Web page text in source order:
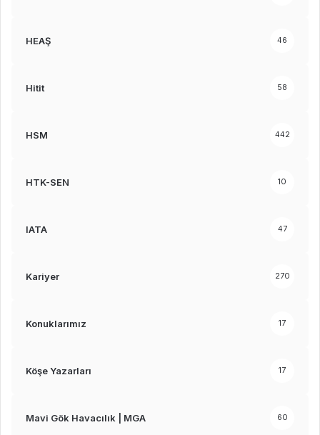
HEAŞ 46
Hitit 58
HSM 442
HTK-SEN 10
IATA 47
Kariyer 270
Konuklarımız 17
Köşe Yazarları 17
Mavi Gök Havacılık | MGA 60